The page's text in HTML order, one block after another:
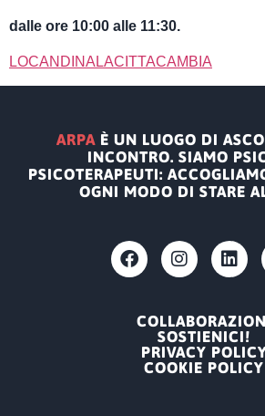
dalle ore 10:00 alle 11:30.
LOCANDINALACITTACAMBIA
ARPAÈ UN LUOGO DI
INCONTRO. SIAMO
PSICOTERAPEUTI:
OGNI MODO DI STARE
SOSTIENICI!
PRIVACY
COOKIE POLICY